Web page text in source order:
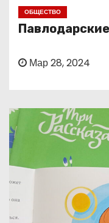
ОБЩЕСТВО
Мар 28, 2024